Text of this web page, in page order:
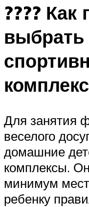
????
выбрать
Для занятия
веселого
домашние
комплексы.
минимум
ребенку